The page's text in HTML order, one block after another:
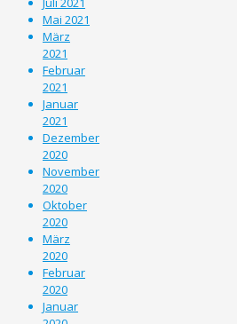
Mai 2021
März
2021
Februar
2021
Januar
2021
Dezember
2020
November
2020
Oktober
2020
März
2020
Februar
2020
Januar